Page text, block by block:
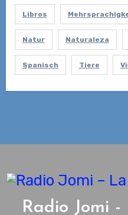
Libros
Natur Naturaleza
Spanisch Tiere
Radio Jomi